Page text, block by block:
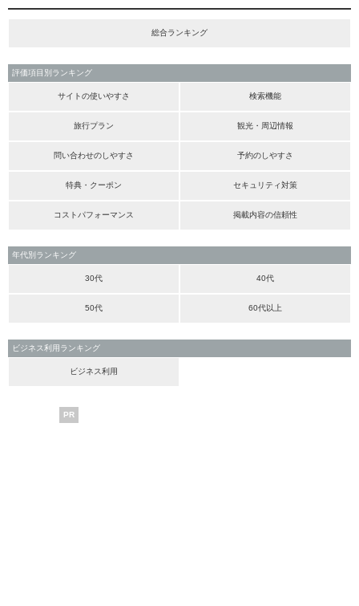
総合ランキング
評価項目別ランキング
サイトの使いやすさ 検索機能
旅行プラン 観光・周辺情報
問い合わせのしやすさ 予約のしやすさ
特典・クーポン セキュリティ対策
コストパフォーマンス 掲載内容の信頼性
年代別ランキング
30代 40代
50代 60代以上
ビジネス利用ランキング
ビジネス利用
PR